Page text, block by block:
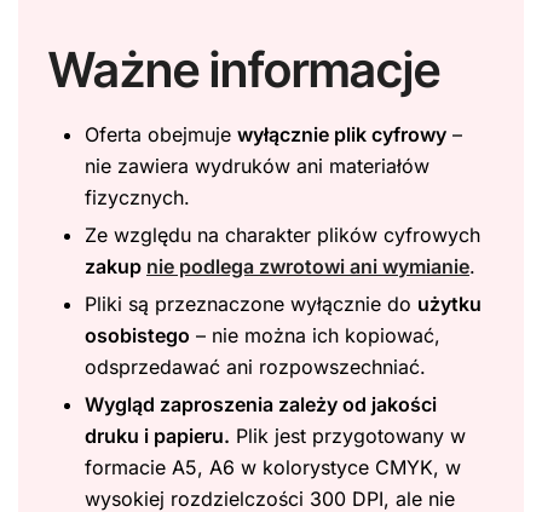
Ważne informacje
Oferta obejmuje wyłącznie plik cyfrowy –
nie zawiera wydruków ani materiałów
fizycznych.
Ze względu na charakter plików cyfrowych
zakup nie podlega zwrotowi ani wymianie.
Pliki są przeznaczone wyłącznie do użytku
osobistego – nie można ich kopiować,
odsprzedawać ani rozpowszechniać.
Wygląd zaproszenia zależy od jakości
druku i papieru. Plik jest przygotowany w
formacie A5, A6 w kolorystyce CMYK, w
wysokiej rozdzielczości 300 DPI, ale nie